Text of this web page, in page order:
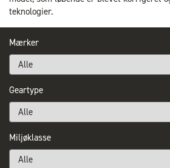
teknologier.
Mærker
Geartype
Miljøklasse